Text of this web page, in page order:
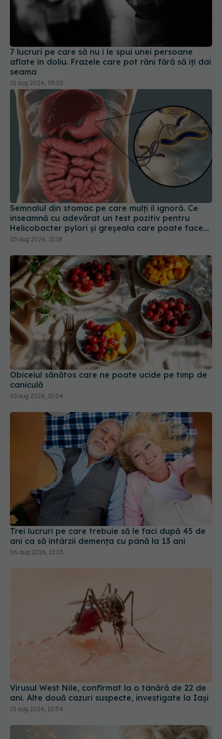
7 lucruri pe care să nu i le spui unei persoane
aflate în doliu. Frazele care pot răni fără să îți dai
seama
01 aug 2026, 09:02
Semnalul din stomac pe care mulți îl ignoră. Ce
înseamnă cu adevărat un test pozitiv pentru
Helicobacter pylori și greșeala care poate face
tratamentul mult mai dificil
05 aug 2026, 15:18
Obiceiul sănătos care ne poate ucide pe timp de
caniculă
03 aug 2026, 15:54
Trei lucruri pe care trebuie să le faci după 45 de
ani ca să întârzii demența cu până la 13 ani
06 aug 2026, 13:03
Virusul West Nile, confirmat la o tânără de 22 de
ani. Alte două cazuri suspecte, investigate la Iași
01 aug 2026, 10:54